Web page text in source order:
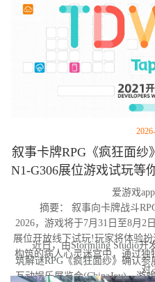
叙事卡牌RPG《疯狂面纱
N1-G306展位游戏试玩等
爱游戏
摘要： 叙事向卡牌战斗
2026，游戏将于7月31日至8月2
展位开放线下试玩!玩家将体验
构筑的病人心灵迷宫中，通过
对
近日，由Stormling Studio开
筑解谜RPG《疯狂面纱》确认
互动娱乐展览会(ChinaJoy)。游